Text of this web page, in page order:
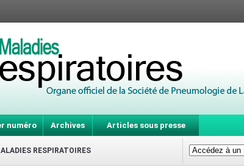
numéro Archives Articles sous presse
RESPIRATOIRES